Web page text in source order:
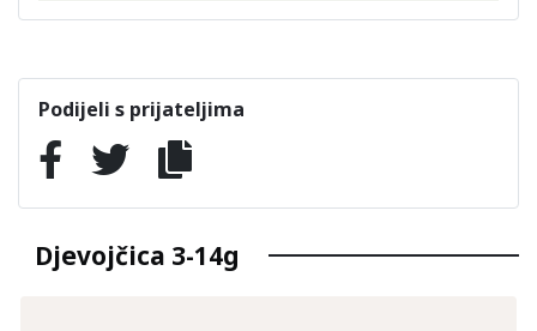
Podijeli s prijateljima
Djevojčica 3-14g